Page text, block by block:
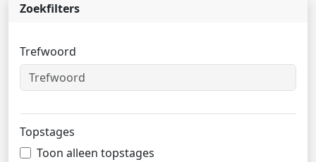
Zoekfilters
Trefwoord
Topstages
Toon alleen topstages